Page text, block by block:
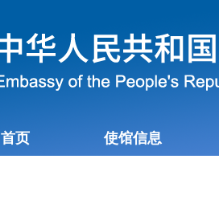
首页 使馆信息